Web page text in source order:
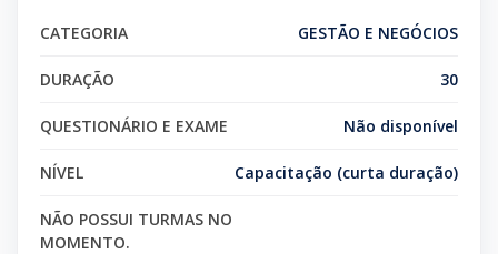
CATEGORIA GESTÃO E NEGÓCIOS
DURAÇÃO 30
QUESTIONÁRIO E EXAME Não disponível
NÍVEL Capacitação (curta duração)
NÃO POSSUI TURMAS NO
MOMENTO.